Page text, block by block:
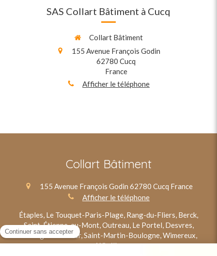
SAS Collart Bâtiment à Cucq
Collart Bâtiment
155 Avenue François Godin
62780 Cucq
France
Afficher le téléphone
Collart Bâtiment
155 Avenue François Godin 62780 Cucq France
Afficher le téléphone
Étaples, Le Touquet-Paris-Plage, Rang-du-Fliers, Berck,
Saint-Étienne-au-Mont, Outreau, Le Portel, Desvres,
Boulogne-sur-Mer, Saint-Martin-Boulogne, Wimereux,
Wimille